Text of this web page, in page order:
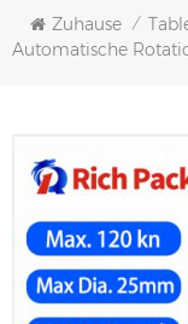
Zuhause /
Automatische